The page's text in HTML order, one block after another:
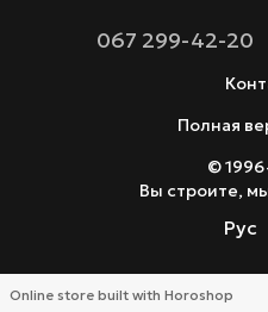
067 299-42-20
Полная
©
Вы строите,
Рус
Online store built with Horoshop